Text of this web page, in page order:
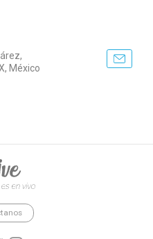
México
- La vida es en vivo.